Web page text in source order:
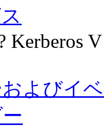
Kerberos V
よびイ